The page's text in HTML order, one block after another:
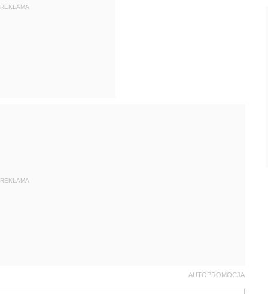
REKLAMA
REKLAMA
AUTOPROMOCJA